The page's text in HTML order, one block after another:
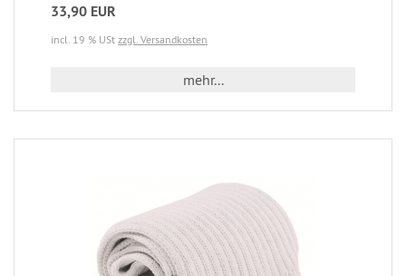
33,90 EUR
incl. 19 % USt zzgl. Versandkosten
mehr...